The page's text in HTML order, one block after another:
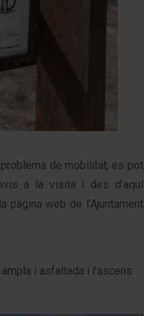
de mobilitat, es pot
a la visita i des d’aquí
pàgina web de l’Ajuntament
i asfaltada i l’ascens